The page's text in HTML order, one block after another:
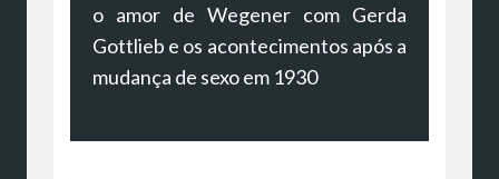
o amor de Wegener com Gerda
Gottlieb e os acontecimentos após a
mudança de sexo em 1930